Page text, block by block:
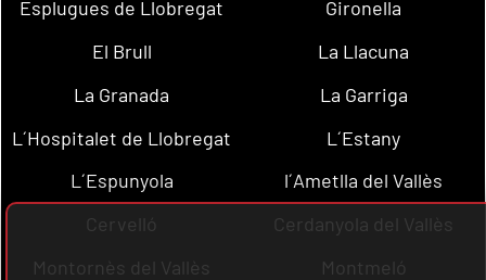
Esplugues de Llobregat
Gironella
El Brull
La Llacuna
La Granada
La Garriga
L´Hospitalet de Llobregat
L´Estany
L´Espunyola
l´Ametlla del Vallès
Cervelló
Cerdanyola del Vallès
Montornès del Vallès
Montmeló